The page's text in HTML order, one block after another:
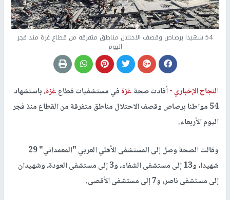
54 شهيدا برصاص وقصف الاحتلال مناطق متفرقة من قطاع غزة منذ فجر
اليوم
النجاح الإخباري -أفادت صحةغزةفي مستشفيات قطاعغزة، باستشهاد
54 مواطنا برصاص وقصف الاحتلال مناطق متفرقة من القطاع منذ فجر
اليوم الأربعاء.
وقالت الصحة وصل إلى المستشفى الأهلي العربي "المعمداني" 29
شهيدا، و13 إلى مستشفى الشفاء، و3 إلى مستشفى العودة، وشهيدان
إلى مستشفى ناصر، و7 إلى مستشفى الأقصى.